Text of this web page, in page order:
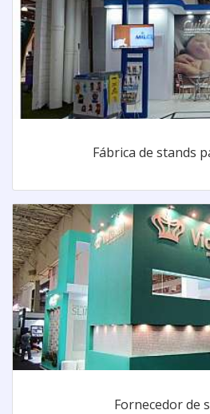
Fábrica de stands
Fornecedor de